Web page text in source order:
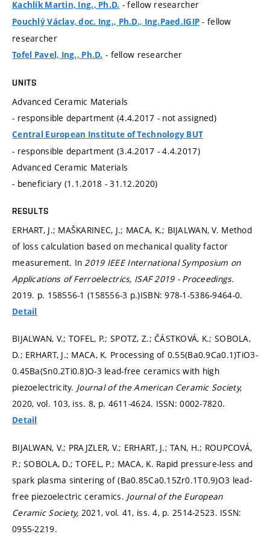
Kachlík Martin, Ing., Ph.D. - fellow researcher
Pouchlý Václav, doc. Ing., Ph.D., Ing.Paed.IGIP - fellow
researcher
Tofel Pavel, Ing., Ph.D. - fellow researcher
UNITS
Advanced Ceramic Materials
- responsible department (4.4.2017 - not assigned)
Central European Institute of Technology BUT
- responsible department (3.4.2017 - 4.4.2017)
Advanced Ceramic Materials
- beneficiary (1.1.2018 - 31.12.2020)
RESULTS
ERHART, J.; MAŠKARINEC, J.; MACA, K.; BIJALWAN, V. Method
of loss calculation based on mechanical quality factor
measurement. In 2019 IEEE International Symposium on
Applications of Ferroelectrics, ISAF 2019 - Proceedings.
2019. p. 158556-1 (158556-3 p.)ISBN: 978-1-5386-9464-0.
Detail
BIJALWAN, V.; TOFEL, P.; SPOTZ, Z.; ČÁSTKOVÁ, K.; SOBOLA,
D.; ERHART, J.; MACA, K. Processing of 0.55(Ba0.9Ca0.1)TiO3-
0.45Ba(Sn0.2Ti0.8)O-3 lead-free ceramics with high
piezoelectricity. Journal of the American Ceramic Society,
2020, vol. 103, iss. 8, p. 4611-4624. ISSN: 0002-7820.
Detail
BIJALWAN, V.; PRAJZLER, V.; ERHART, J.; TAN, H.; ROUPCOVÁ,
P.; SOBOLA, D.; TOFEL, P.; MACA, K. Rapid pressure-less and
spark plasma sintering of (Ba0.85Ca0.15Zr0.1T0.9)O3 lead-
free piezoelectric ceramics. Journal of the European
Ceramic Society, 2021, vol. 41, iss. 4, p. 2514-2523. ISSN:
0955-2219.